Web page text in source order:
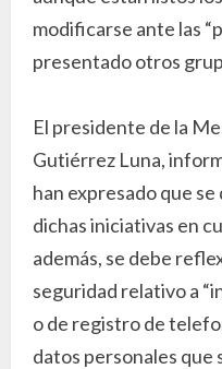
modificarse ante las
presentado otros
El presidente de la
Gutiérrez Luna,
han expresado que
dichas iniciativas en
además, se debe
seguridad relativo a
o de registro de
datos personales que